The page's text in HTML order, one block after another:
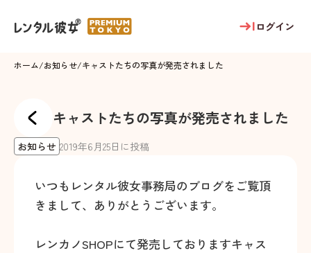
ログイン
ホーム/お知らせ/キャストたちの写真が発売されました
キャストたちの写真が発売されました
お知らせ 2019年6月25日に投稿
いつもレンタル彼女事務局のブログをご覧頂
きまして、ありがとうございます。
レンカノSHOPにて発売しておりますキャス